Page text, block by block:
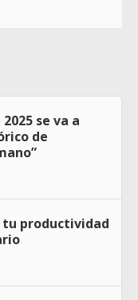
se va a
de
tu productividad